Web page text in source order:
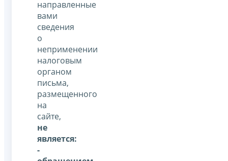
направленные
вами
сведения
о
неприменении
налоговым
органом
письма,
размещенного
на
сайте,
не
является:
-